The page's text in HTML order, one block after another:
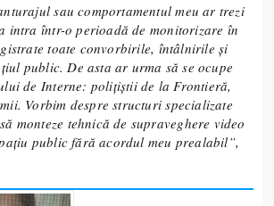
sau comportamentul meu ar trezi
intra într-o perioadă de monitorizare în
toate convorbirile, întâlnirile şi
public. De asta ar urma să se ocupe
de Interne: poliţiştii de la Frontieră,
Vorbim despre structuri specializate
monteze tehnică de supraveghere video
public fără acordul meu prealabil”,